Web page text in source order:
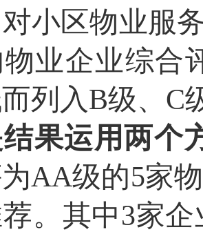
小区物业服
业企业综合
列入B级、C
结果运用两个
AA级的5家
。其中3家